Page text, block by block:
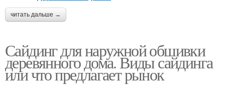
читать дальше →
Сайдинг для наружной обшивки
деревянного дома. Виды сайдинга
или что предлагает рынок